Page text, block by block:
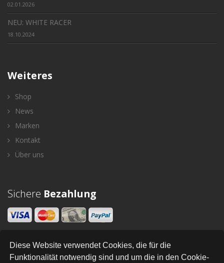
Diese Website verwendet Cookies, die für die
Funktionalität notwendig sind und um die in den Cookie-
02.01.2026
NEU: WHITE RACER
18.10.2024
Weiteres
Shop
News
Marken
Kontakt
Über uns
Sichere Bezahlung
Newsletter